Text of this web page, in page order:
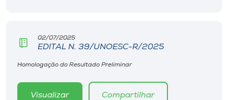
02/07/2025
EDITAL N. 39/UNOESC-R/2025
Homologação do Resultado Preliminar
Visualizar Compartilhar